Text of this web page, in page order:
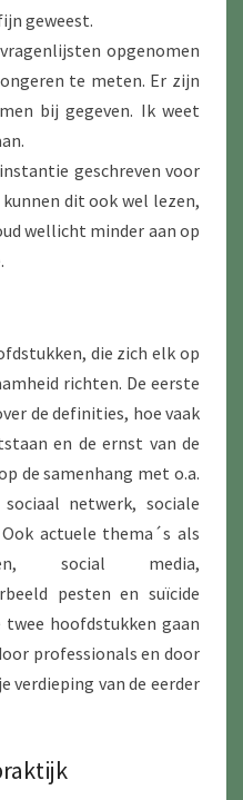
geweest.
opgenomen
te meten. Er zijn
bij gegeven. Ik weet
geschreven voor
dit ook wel lezen,
wellicht minder aan op
die zich elk op
richten. De eerste
de definities, hoe vaak
en de ernst van de
de samenhang met o.a.
netwerk, sociale
actuele thema´s als
social media,
pesten en suïcide
hoofdstukken gaan
professionals en door
verdieping van de eerder